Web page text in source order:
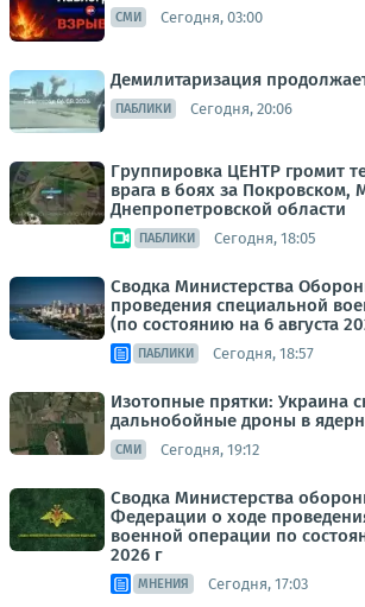
СМИ Сегодня, 03:00
Демилитаризация
ПАБЛИКИ Сегодня, 20:06
Группировка ЦЕНТР громит
врага в боях за Покровском,
Днепропетровской области
ПАБЛИКИ Сегодня, 18:05
Сводка Министерства
проведения специальной
(по состоянию на 6 августа
ПАБЛИКИ Сегодня, 18:57
Изотопные прятки: Украина
дальнобойные дроны в
СМИ Сегодня, 19:12
Сводка Министерства
Федерации о ходе
военной операции по
2026 г
МНЕНИЯ Сегодня, 17:03